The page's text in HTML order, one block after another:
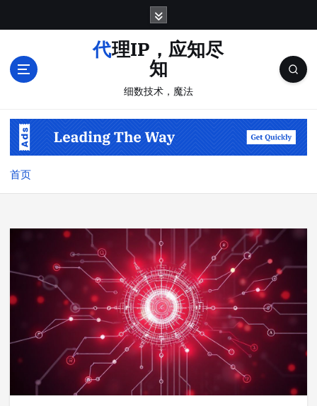
代理IP，应知尽
知
细数技术，魔法
首页